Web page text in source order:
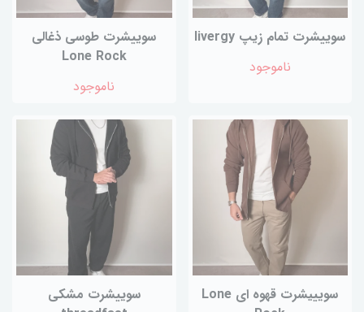
سوییشرت تمام زیپ livergy
ناموجود
سوییشرت طوسی ذغالی
Lone Rock
ناموجود
سویییشرت قهوه ای Lone
سوییشرت مشکی